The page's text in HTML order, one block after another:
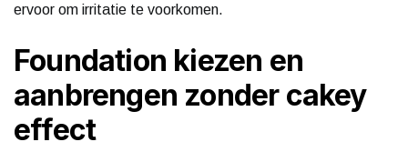
ervoor om irritatie te voorkomen.
Foundation kiezen en
aanbrengen zonder cakey
effect